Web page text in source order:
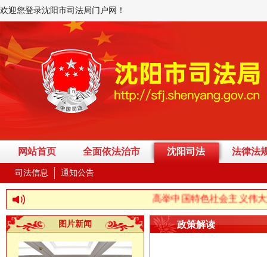
欢迎您登录沈阳市司法局门户网！
网站首页 全面依法治市 沈阳司法 法律法
司法信息 通知公告
高举中国特色社会主义伟大旗帜
图片新闻 政策解读